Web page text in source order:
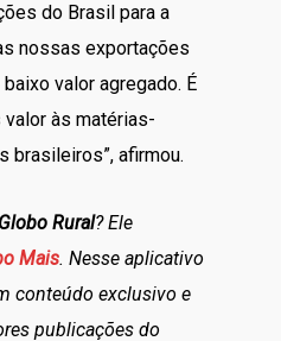
do Brasil para a
nossas exportações
valor agregado. É
às matérias-
brasileiros”, afirmou.
Globo Rural? Ele
Mais. Nesse aplicativo
conteúdo exclusivo e
publicações do